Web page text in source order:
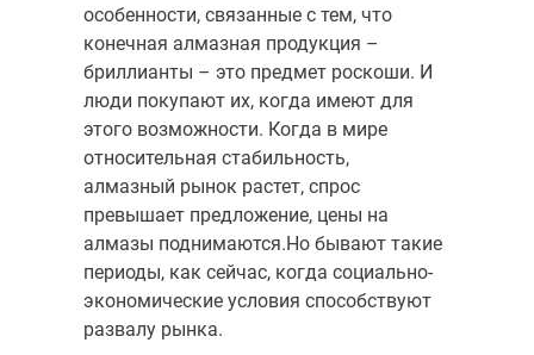
особенности, связанные с тем, что
конечная алмазная продукция –
бриллианты – это предмет роскоши. И
люди покупают их, когда имеют для
этого возможности. Когда в мире
относительная стабильность,
алмазный рынок растет, спрос
превышает предло­жение, цены на
алмазы поднимаются.Но бывают такие
периоды, как сейчас, когда социально-
экономические условия способст­вуют
развалу рынка.